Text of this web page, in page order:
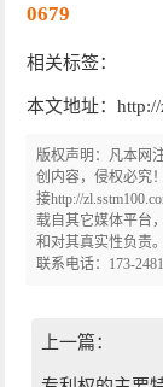
0679
相关标签：
本文地址：http://
版权声明：凡本网
创内容，侵权必究
接http://
载自其它媒体平台
和对其真实性负责
联系电话：173-
上一篇：